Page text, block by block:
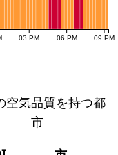
03 PM 06 PM 09 PM
空気品質を持つ都
市